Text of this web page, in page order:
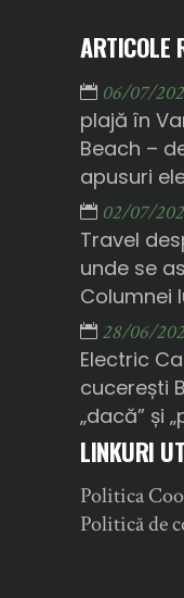
ARTICOLE
06/07/
plajă în
Beach –
apusuri
02/07/
Travel
unde se
Columnei
28/06/
Electric
cucerești
„dacă” și
LINKURI
Politica
Politică de